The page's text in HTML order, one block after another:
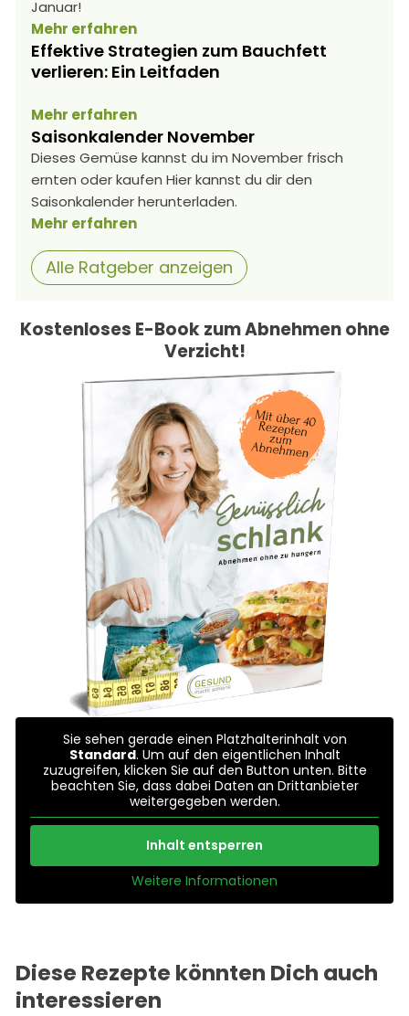
Januar!
Mehr erfahren
Effektive Strategien zum Bauchfett
verlieren: Ein Leitfaden
Mehr erfahren
Saisonkalender November
Dieses Gemüse kannst du im November frisch
ernten oder kaufen Hier kannst du dir den
Saisonkalender herunterladen.
Mehr erfahren
Alle Ratgeber anzeigen
Kostenloses E-Book zum Abnehmen ohne
Verzicht!
Sie sehen gerade einen Platzhalterinhalt von
Standard. Um auf den eigentlichen Inhalt
zuzugreifen, klicken Sie auf den Button unten. Bitte
beachten Sie, dass dabei Daten an Drittanbieter
weitergegeben werden.
Inhalt entsperren
Weitere Informationen
Diese Rezepte könnten Dich auch
interessieren